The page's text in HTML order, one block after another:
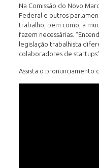
Na Comissão do Novo
Federal e outros
trabalho, bem como, a
fazem necessárias.
legislação trabalhista
colaboradores de
Assista o pronunciamento